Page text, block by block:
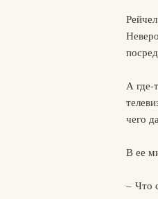
А где-
чего
В ее
– Что